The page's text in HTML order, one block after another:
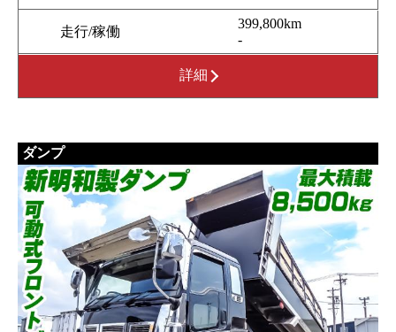
走行/稼働
399,800km
-
詳細
ダンプ